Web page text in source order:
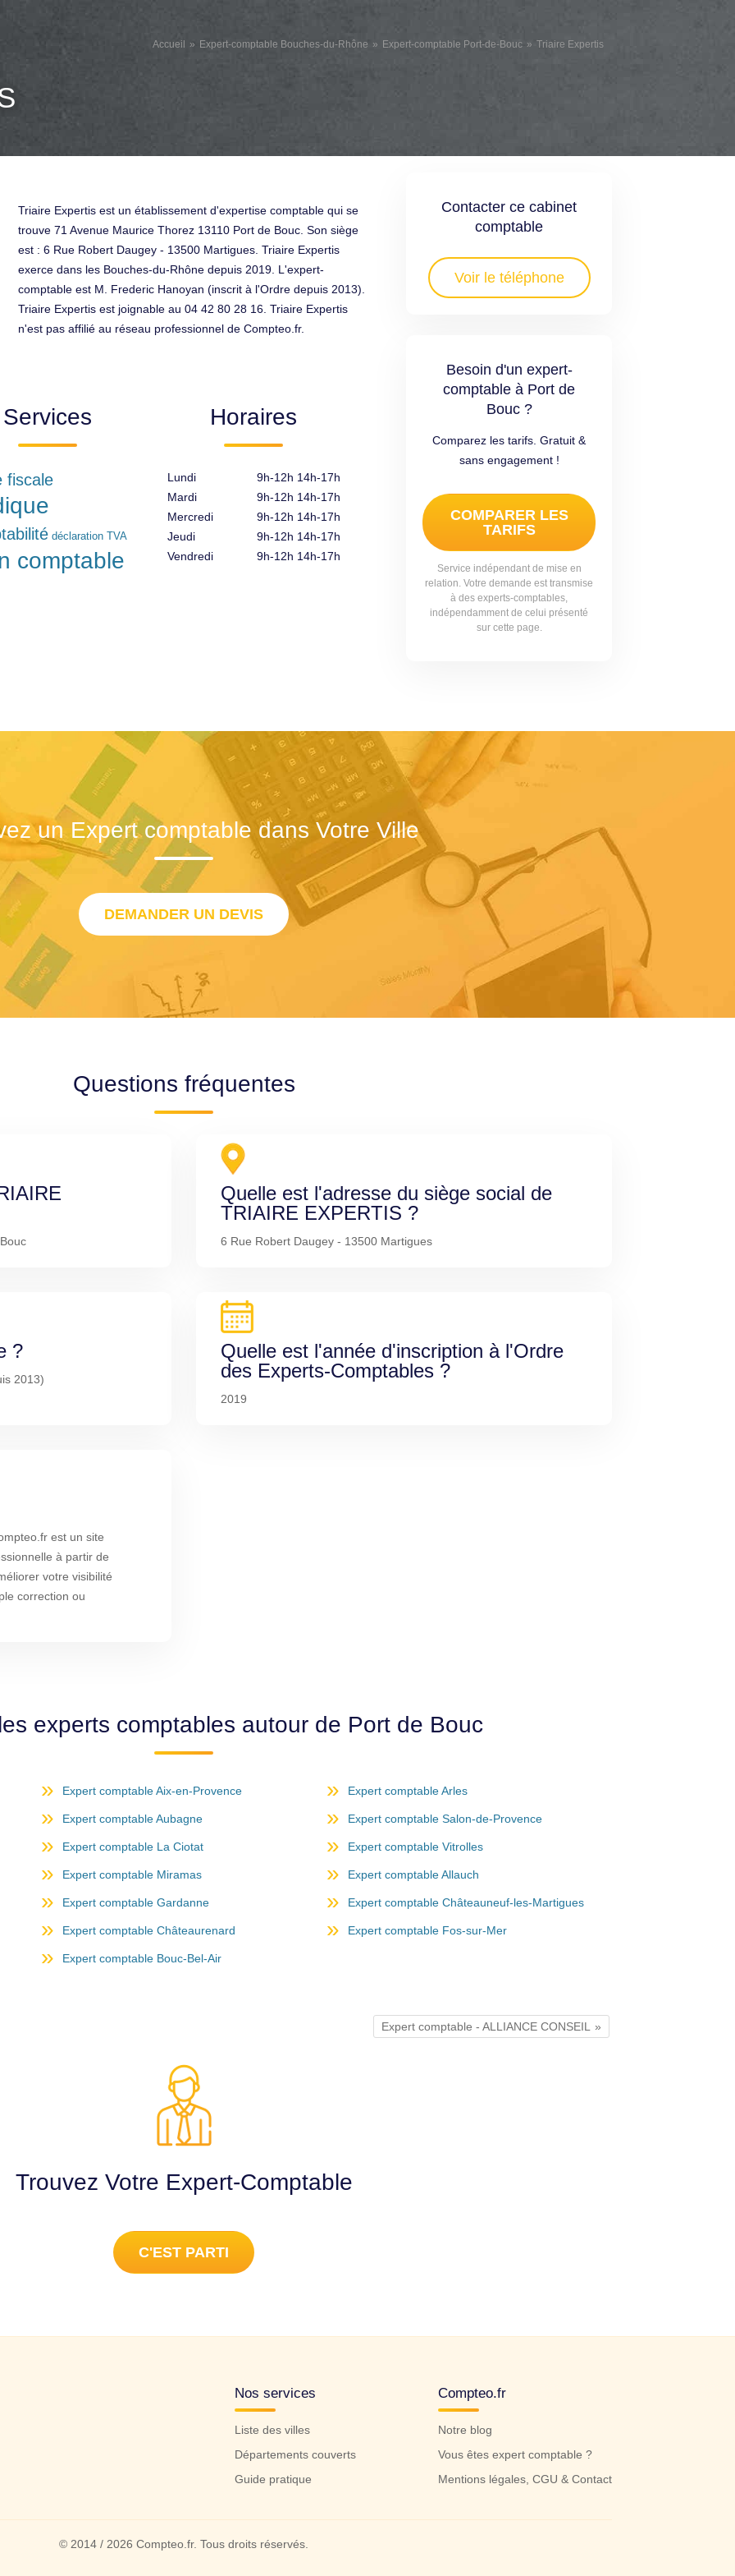
Accueil Expert-comptable Bouches-du-Rhône Expert-comptable Port-de-Bouc Triaire Expertis
Contacter ce cabinet
comptable
Voir le téléphone
Besoin d'un expert-
comptable à Port de
Bouc ?
Comparez les tarifs. Gratuit &
sans engagement !
COMPARER LES
TARIFS
Service indépendant de mise en
relation. Votre demande est transmise
à des experts-comptables,
indépendamment de celui présenté
sur cette page.
Triaire Expertis est un établissement d'expertise comptable qui se
trouve 71 Avenue Maurice Thorez 13110 Port de Bouc. Son siège
est : 6 Rue Robert Daugey - 13500 Martigues. Triaire Expertis
exerce dans les Bouches-du-Rhône depuis 2019. L'expert-
comptable est M. Frederic Hanoyan (inscrit à l'Ordre depuis 2013).
Triaire Expertis est joignable au 04 42 80 28 16. Triaire Expertis
n'est pas affilié au réseau professionnel de Compteo.fr.
Services
fiscale
déclaration TVA
comptable
Horaires
Lundi
Mardi
Mercredi
Jeudi
Vendredi
9h-12h 14h-17h
9h-12h 14h-17h
9h-12h 14h-17h
9h-12h 14h-17h
9h-12h 14h-17h
un Expert comptable dans Votre Ville
DEMANDER UN DEVIS
Questions fréquentes
Quelle est l'adresse du siège social de
TRIAIRE EXPERTIS ?
6 Rue Robert Daugey - 13500 Martigues
?
2013)
Quelle est l'année d'inscription à l'Ordre
des Experts-Comptables ?
2019
est un site
à partir de
votre visibilité
correction ou
experts comptables autour de Port de Bouc
Expert comptable Aix-en-Provence Expert comptable Arles
Expert comptable Aubagne Expert comptable Salon-de-Provence
Expert comptable La Ciotat Expert comptable Vitrolles
Expert comptable Miramas Expert comptable Allauch
Expert comptable Gardanne Expert comptable Châteauneuf-les-Martigues
Expert comptable Châteaurenard Expert comptable Fos-sur-Mer
Expert comptable Bouc-Bel-Air
Expert comptable - ALLIANCE CONSEIL
Trouvez Votre Expert-Comptable
C'EST PARTI
Nos services
Liste des villes
Départements couverts
Guide pratique
Compteo.fr
Notre blog
Vous êtes expert comptable ?
Mentions légales, CGU & Contact
© 2014 / 2026 Compteo.fr. Tous droits réservés.